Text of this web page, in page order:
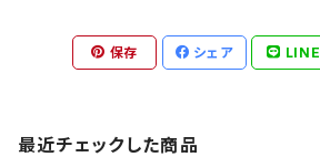
保存 シェア LINE
最近チェックした商品